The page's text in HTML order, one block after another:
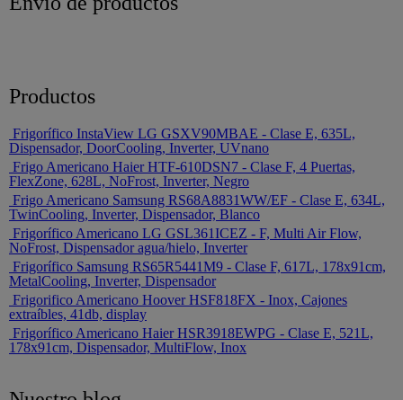
Productos
Frigorífico InstaView LG GSXV90MBAE - Clase E, 635L,
Dispensador, DoorCooling, Inverter, UVnano
Frigo Americano Haier HTF-610DSN7 - Clase F, 4 Puertas,
FlexZone, 628L, NoFrost, Inverter, Negro
Frigo Americano Samsung RS68A8831WW/EF - Clase E, 634L,
TwinCooling, Inverter, Dispensador, Blanco
Frigorífico Americano LG GSL361ICEZ - F, Multi Air Flow,
NoFrost, Dispensador agua/hielo, Inverter
Frigorífico Samsung RS65R5441M9 - Clase F, 617L, 178x91cm,
MetalCooling, Inverter, Dispensador
Frigorifico Americano Hoover HSF818FX - Inox, Cajones
extraíbles, 41db, display
Frigorífico Americano Haier HSR3918EWPG - Clase E, 521L,
178x91cm, Dispensador, MultiFlow, Inox